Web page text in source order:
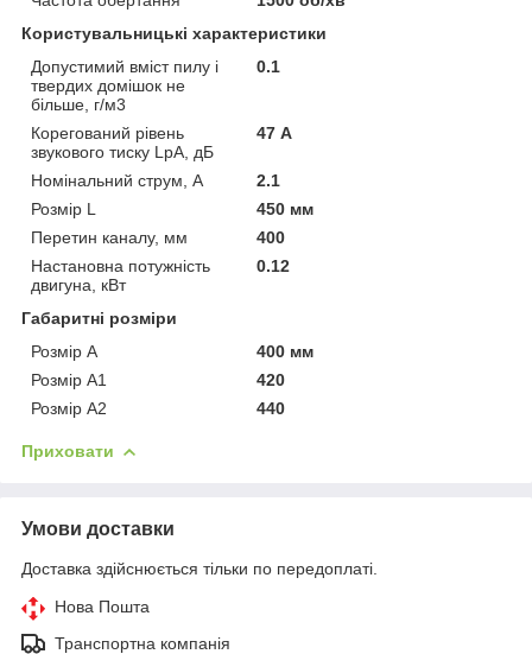
Користувальницькі характеристики
Допустимий вміст пилу і
твердих домішок не
більше, г/м3
0.1
Корегований рівень
звукового тиску LpA, дБ
47 А
Номінальний струм, А
2.1
Розмір L
450 мм
Перетин каналу, мм
400
Настановна потужність
двигуна, кВт
0.12
Габаритні розміри
Розмір A
400 мм
Розмір A1
420
Розмір A2
440
Приховати
Умови доставки
Доставка здійснюється тільки по передоплаті.
Нова Пошта
Транспортна компанія